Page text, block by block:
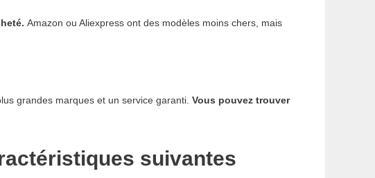
Amazon ou Aliexpress ont des modèles moins chers, mais
grandes marques et un service garanti. Vous pouvez trouver
suivantes